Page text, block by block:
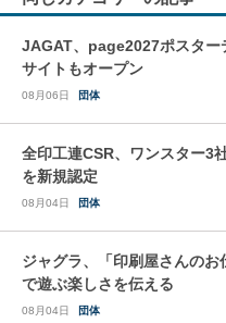
JAGAT、page2027ポスター
サイトもオープン
08月06日 団体
全印工連CSR、ワンスター3
を新規認定
08月04日 団体
ジャグラ、「印刷屋さんのお
で遊ぶ楽しさを伝える
08月04日 団体